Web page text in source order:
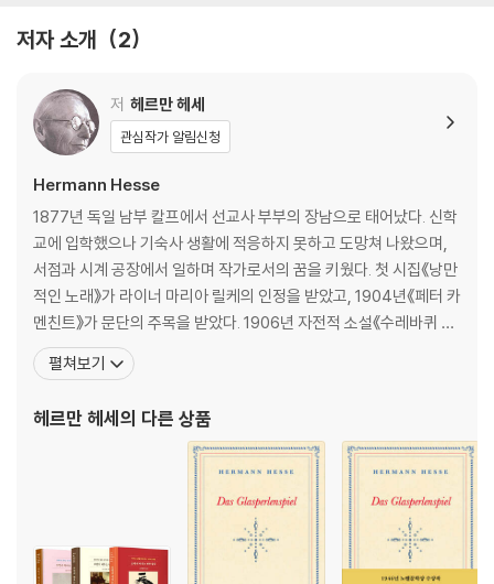
여름날의 기차 여행 118
헤세의 일기 131
힘든 시절을 보내는 친구에게 180
악몽 182
한탄 184
당신도 그것을 알까 186
쉼 없이 달리다 187
온갖 죽음 188
어딘가에 190
아름다운 오늘 191
세상이여, 안녕 194
저자 소개 2
저 헤르만 헤세
관심작가 알림신청
Hermann Hesse
1877년 독일 남부 칼프에서 선교사 부부의 장남으로 태어났다. 신학
교에 입학했으나 기숙사 생활에 적응하지 못하고 도망쳐 나왔으며,
서점과 시계 공장에서 일하며 작가로서의 꿈을 키웠다. 첫 시집《낭만
적인 노래》가 라이너 마리아 릴케의 인정을 받았고, 1904년《페터 카
멘친트》가 문단의 주목을 받았다. 1906년 자전적 소설《수레바퀴 아
래서》를 출간했고, 1919년 필명 ‘에밀 싱클레어’로《데미안》을 출간
했다. 가장 활발한 작품 활동을 한 1920년에는《클링조어의 마지막
다. 1946년《유리알 유희》로 노벨문학상과 괴
펼쳐보기
헤르만 헤세 의 다른 상품